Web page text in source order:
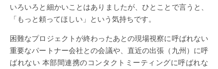
いろいろと細かいことはありましたが、ひとことで言うと、
「もっと頼ってほしい」という気持ちです。
困難なプロジェクトが終わったあとの現場視察に呼ばれない
重要なパートナー会社との会議や、直近の出張（九州）に呼
ばれない 本部間連携のコンタクトミーティングに呼ばれな